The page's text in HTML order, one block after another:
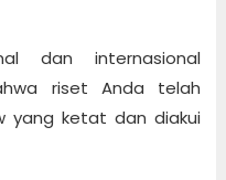
dan internasional
riset Anda telah
yang ketat dan diakui